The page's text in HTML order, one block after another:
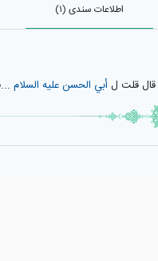
اطلاعات سندی (۱)
قال قلت ل أبي الحسن عليه السلام